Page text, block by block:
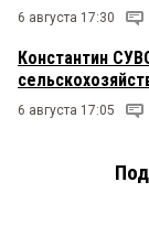
6 августа 17:30
Константин
6 августа 17:05